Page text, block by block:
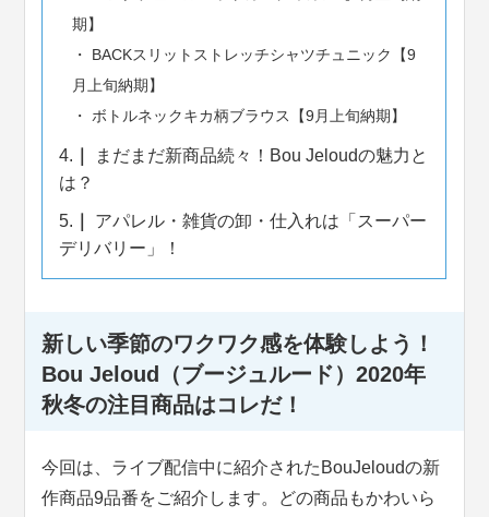
期】
BACKスリットストレッチシャツチュニック【9
月上旬納期】
ボトルネックキカ柄ブラウス【9月上旬納期】
4.
まだまだ新商品続々！Bou Jeloudの魅力と
は？
5.
アパレル・雑貨の卸・仕入れは「スーパー
デリバリー」！
新しい季節のワクワク感を体験しよう！
Bou Jeloud（ブージュルード）2020年
秋冬の注目商品はコレだ！
今回は、ライブ配信中に紹介されたBouJeloudの新
作商品9品番をご紹介します。どの商品もかわいら